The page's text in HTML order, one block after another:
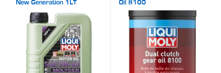
New Generation 1LT
Oil 8100